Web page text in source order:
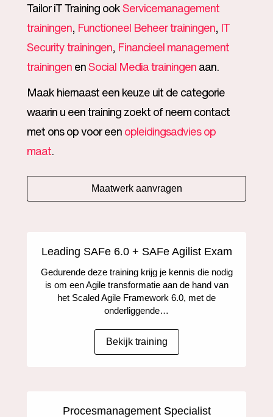
Tailor iT Training ookServicemanagement
trainingen, Functioneel Beheer trainingen, IT
Security trainingen, Financieel management
trainingenenSocial Media trainingenaan.
Maak hiernaast een keuze uit de categorie
waarin u een training zoekt of neem contact
met ons op voor eenopleidingsadvies op
maat.
Maatwerk aanvragen
Leading SAFe 6.0 + SAFe Agilist Exam
Gedurende deze training krijg je kennis die nodig
is om een Agile transformatie aan de hand van
het Scaled Agile Framework 6.0, met de
onderliggende…
Bekijk training
Procesmanagement Specialist